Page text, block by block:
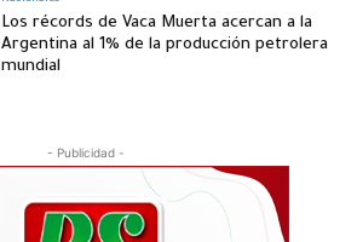
Los récords de Vaca Muerta acercan a la
Argentina al 1% de la producción petrolera
mundial
- Publicidad -